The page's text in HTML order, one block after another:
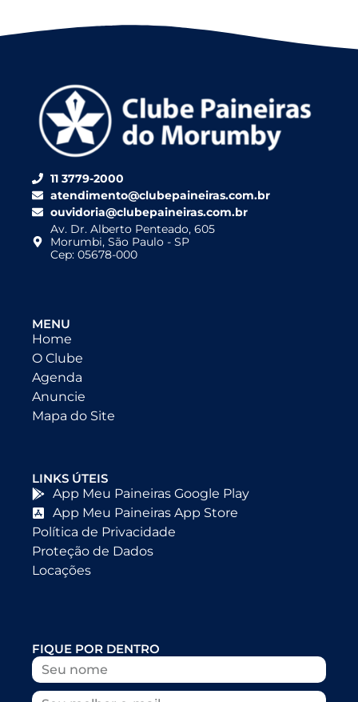
11 3779-2000
atendimento@clubepaineiras.com.br
ouvidoria@clubepaineiras.com.br
Av. Dr. Alberto Penteado, 605
Morumbi, São Paulo - SP
Cep: 05678-000
MENU
Home
O Clube
Agenda
Anuncie
Mapa do Site
LINKS ÚTEIS
App Meu Paineiras Google Play
App Meu Paineiras App Store
Política de Privacidade
Proteção de Dados
Locações
FIQUE POR DENTRO